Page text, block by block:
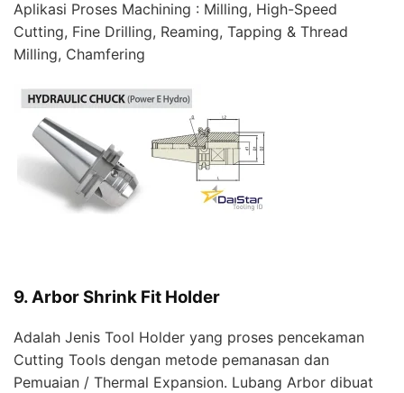
Aplikasi Proses Machining : Milling, High-Speed
Cutting, Fine Drilling, Reaming, Tapping & Thread
Milling, Chamfering
9. Arbor Shrink Fit Holder
Adalah Jenis Tool Holder yang proses pencekaman
Cutting Tools dengan metode pemanasan dan
Pemuaian / Thermal Expansion. Lubang Arbor dibuat